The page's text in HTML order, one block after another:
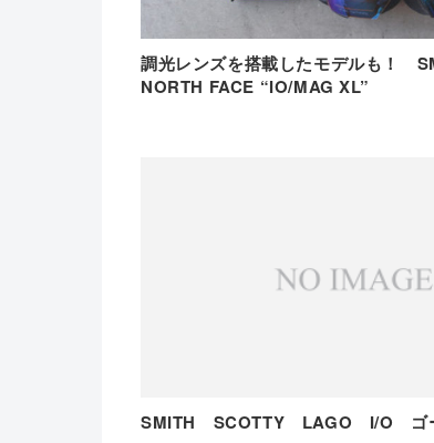
調光レンズを搭載したモデルも！
NORTH FACE “IO/MAG XL”
SMITH SCOTTY LAGO I/O ゴ